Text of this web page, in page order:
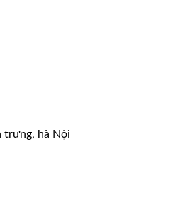
trưng, hà Nội